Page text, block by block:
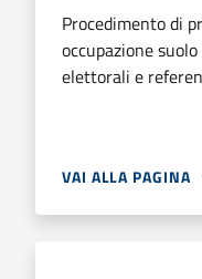
Procedimento di
occupazione
elettorali e
VAI ALLA PAGINA